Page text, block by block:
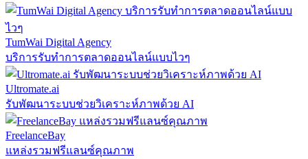
TumWai Digital Agency
บริการรับทำการตลาดออนไลน์แบบไวๆ
Ultromate.ai
รับพัฒนาระบบช่วยวิเคราะห์ภาพด้วย AI
FreelanceBay
แหล่งรวมฟรีแลนซ์คุณภาพ